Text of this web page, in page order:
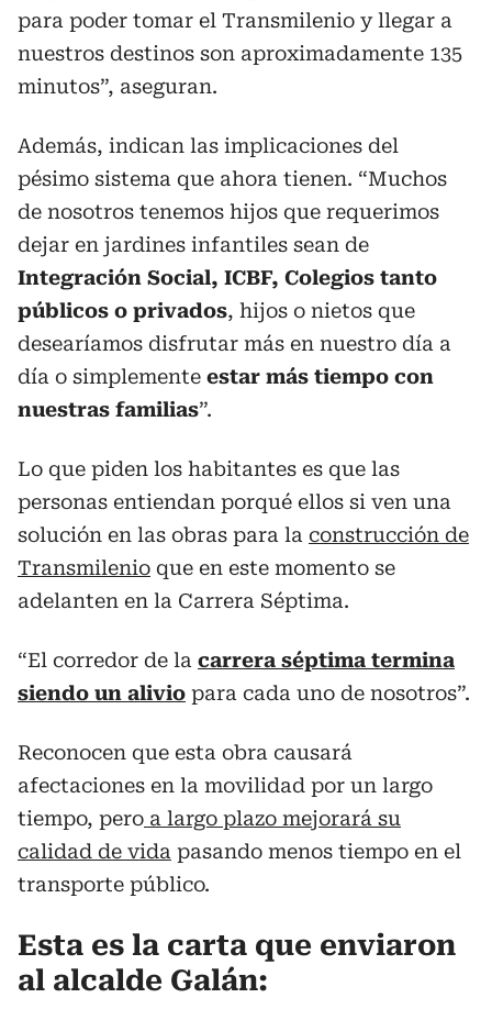
para poder tomar el Transmilenio y llegar a
nuestros destinos son aproximadamente 135
minutos”, aseguran.
Además, indican las implicaciones del
pésimo sistema que ahora tienen. “Muchos
de nosotros tenemos hijos que requerimos
dejar en jardines infantiles sean de
Integración Social, ICBF, Colegios tanto
públicos o privados, hijos o nietos que
desearíamos disfrutar más en nuestro día a
día o simplemente estar más tiempo con
nuestras familias”.
Lo que piden los habitantes es que las
personas entiendan porqué ellos si ven una
solución en las obras para la construcción de
Transmilenio que en este momento se
adelanten en la Carrera Séptima.
“El corredor de la carrera séptima termina
siendo un alivio para cada uno de nosotros”.
Reconocen que esta obra causará
afectaciones en la movilidad por un largo
tiempo, pero a largo plazo mejorará su
calidad de vida pasando menos tiempo en el
transporte público.
Esta es la carta que enviaron
al alcalde Galán: